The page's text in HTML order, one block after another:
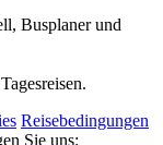
Busplaner und
Reisebedingungen
Sie uns: